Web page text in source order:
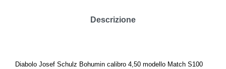
Descrizione
Diabolo Josef Schulz Bohumin calibro 4,50 modello Match S100